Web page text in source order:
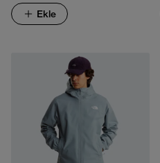
Ekle